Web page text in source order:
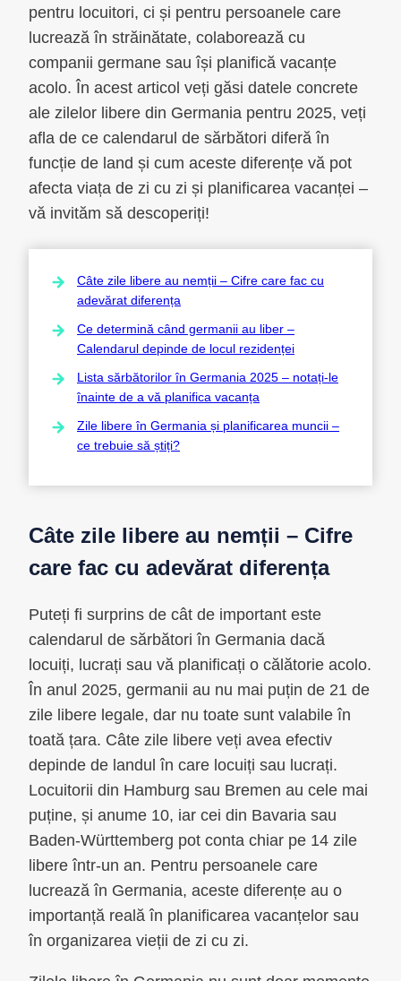
pentru locuitori, ci și pentru persoanele care
lucrează în străinătate, colaborează cu
companii germane sau își planifică vacanțe
acolo. În acest articol veți găsi datele concrete
ale zilelor libere din Germania pentru 2025, veți
afla de ce calendarul de sărbători diferă în
funcție de land și cum aceste diferențe vă pot
afecta viața de zi cu zi și planificarea vacanței –
vă invităm să descoperiți!
Câte zile libere au nemții – Cifre care fac cu
adevărat diferența
Ce determină când germanii au liber –
Calendarul depinde de locul rezidenței
Lista sărbătorilor în Germania 2025 – notați-le
înainte de a vă planifica vacanța
Zile libere în Germania și planificarea muncii –
ce trebuie să știți?
Câte zile libere au nemții – Cifre
care fac cu adevărat diferența
Puteți fi surprins de cât de important este
calendarul de sărbători în Germania dacă
locuiți, lucrați sau vă planificați o călătorie acolo.
În anul 2025, germanii au nu mai puțin de 21 de
zile libere legale, dar nu toate sunt valabile în
toată țara. Câte zile libere veți avea efectiv
depinde de landul în care locuiți sau lucrați.
Locuitorii din Hamburg sau Bremen au cele mai
puține, și anume 10, iar cei din Bavaria sau
Baden-Württemberg pot conta chiar pe 14 zile
libere într-un an. Pentru persoanele care
lucrează în Germania, aceste diferențe au o
importanță reală în planificarea vacanțelor sau
în organizarea vieții de zi cu zi.